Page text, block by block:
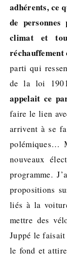
adhérents, ce
de
climat et
parti qui
de la loi
appelait ce
faire le lien
arrivent à se
polémiques…
nouveaux
programme.
propositions
liés à la
mettre des
Juppé le
le fond et